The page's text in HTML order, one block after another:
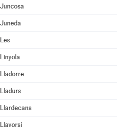
Juncosa
Juneda
Les
Linyola
Lladorre
Lladurs
Llardecans
Llavorsí